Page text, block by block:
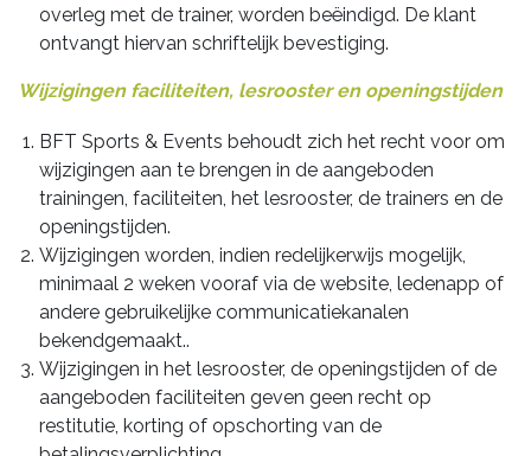
overleg met de trainer, worden beëindigd. De klant
ontvangt hiervan schriftelijk bevestiging.
Wijzigingen faciliteiten, lesrooster en openingstijden
BFT Sports & Events behoudt zich het recht voor om
wijzigingen aan te brengen in de aangeboden
trainingen, faciliteiten, het lesrooster, de trainers en de
openingstijden.
Wijzigingen worden, indien redelijkerwijs mogelijk,
minimaal 2 weken vooraf via de website, ledenapp of
andere gebruikelijke communicatiekanalen
bekendgemaakt..
Wijzigingen in het lesrooster, de openingstijden of de
aangeboden faciliteiten geven geen recht op
restitutie, korting of opschorting van de